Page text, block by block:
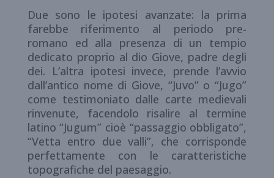
Due sono le ipotesi avanzate: la prima
farebbe riferimento al periodo pre-
romano ed alla presenza di un tempio
dedicato proprio al dio Giove, padre degli
dei. L’altra ipotesi invece, prende l’avvio
dall’antico nome di Giove, “Juvo” o “Jugo”
come testimoniato dalle carte medievali
rinvenute, facendolo risalire al termine
latino “Jugum” cioè “passaggio obbligato”,
“Vetta entro due valli”, che corrisponde
perfettamente con le caratteristiche
topografiche del paesaggio.